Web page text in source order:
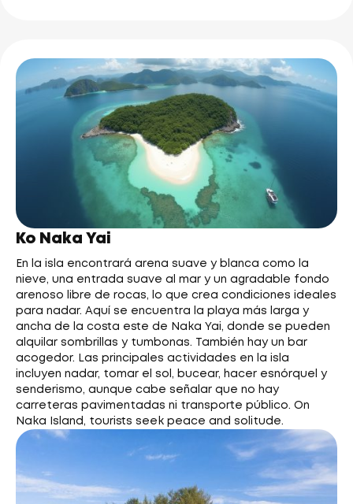
Ko Naka Yai
En la isla encontrará arena suave y blanca como la
nieve, una entrada suave al mar y un agradable fondo
arenoso libre de rocas, lo que crea condiciones ideales
para nadar. Aquí se encuentra la playa más larga y
ancha de la costa este de Naka Yai, donde se pueden
alquilar sombrillas y tumbonas. También hay un bar
acogedor. Las principales actividades en la isla
incluyen nadar, tomar el sol, bucear, hacer esnórquel y
senderismo, aunque cabe señalar que no hay
carreteras pavimentadas ni transporte público. On
Naka Island, tourists seek peace and solitude.